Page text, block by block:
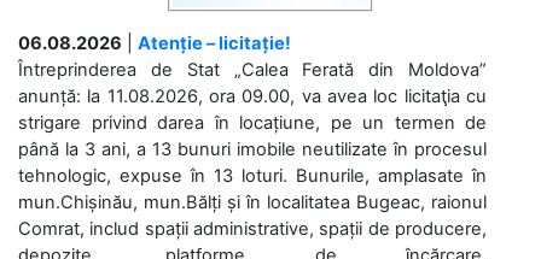
06.08.2026
Atenție – licitație!
Întreprinderea de Stat „Calea Ferată din Moldova”
anunță: la 11.08.2026, ora 09.00, va avea loc licitaţia cu
strigare privind darea în locațiune, pe un termen de
până la 3 ani, a 13 bunuri imobile neutilizate în procesul
tehnologic, expuse în 13 loturi. Bunurile, amplasate în
mun.Chișinău, mun.Bălți și în localitatea Bugeac, raionul
Comrat, includ spații administrative, spații de producere,